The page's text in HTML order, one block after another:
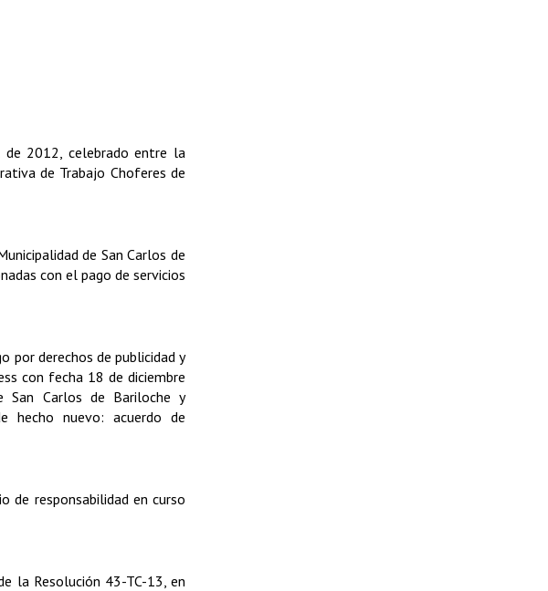
de 2012, celebrado entre la
de Trabajo Choferes de
de San Carlos de
con el pago de servicios
por derechos de publicidad y
con fecha 18 de diciembre
Carlos de Bariloche y
hecho nuevo: acuerdo de
de responsabilidad en curso
la Resolución 43-TC-13, en